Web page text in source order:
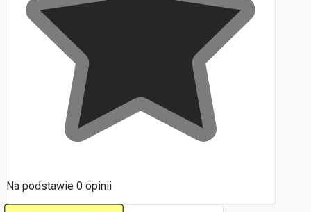
Na podstawie 0 opinii